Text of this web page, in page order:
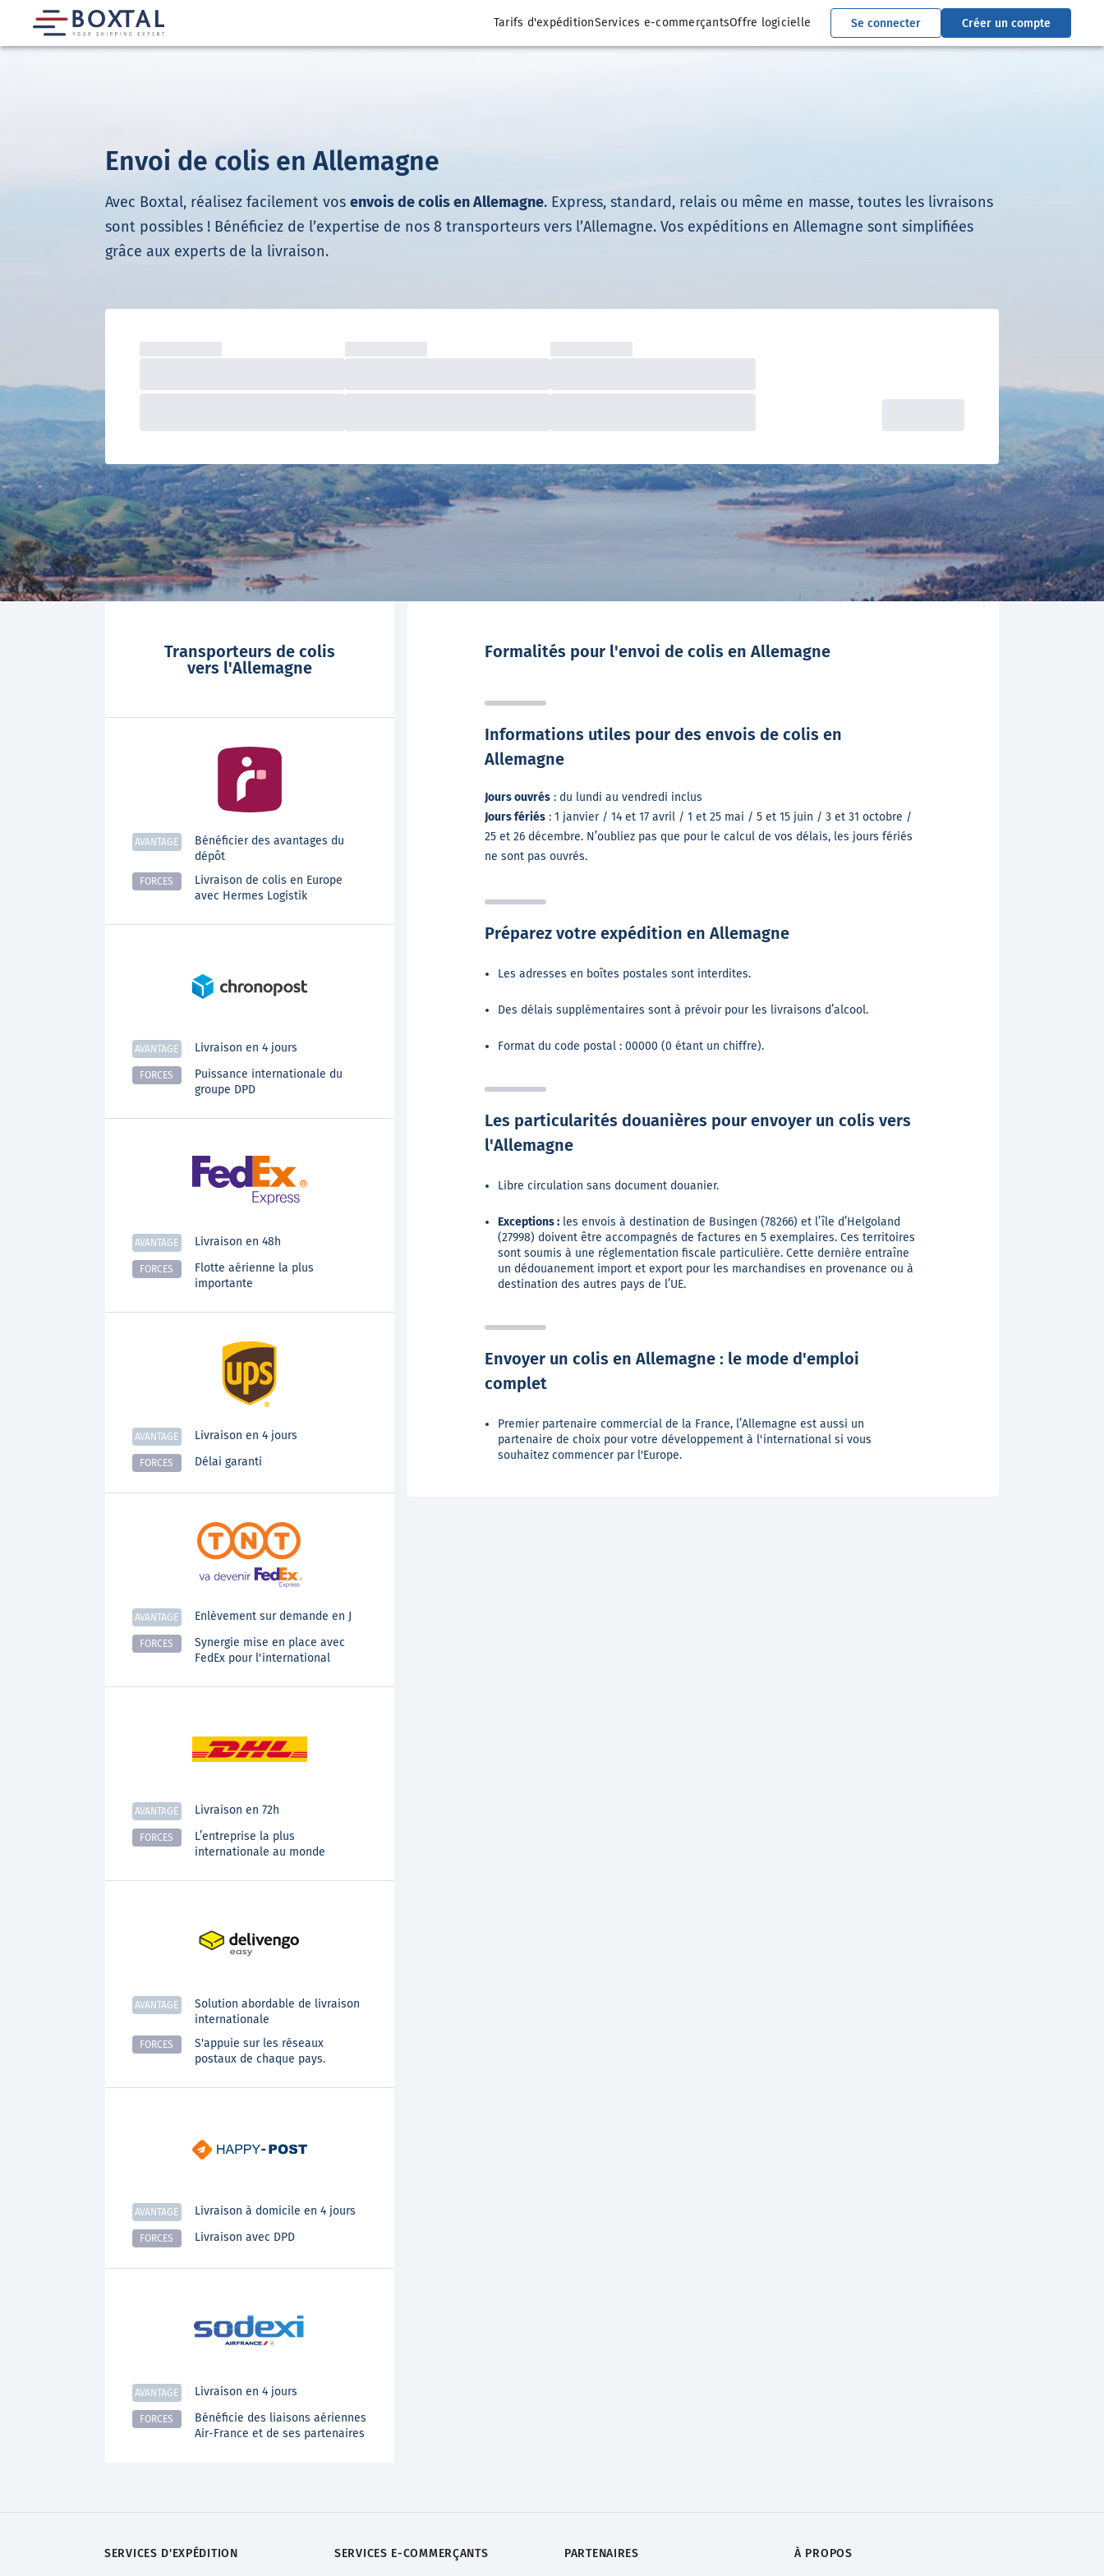
Tarifs d'expéditionServices e-commerçantsOffre logicielle Se connecter Créer un compte
Envoi de colis en Allemagne
Avec Boxtal, réalisez facilement vos envois de colis en Allemagne. Express, standard, relais ou même en masse, toutes les livraisons
sont possibles ! Bénéficiez de l’expertise de nos 8 transporteurs vers l’Allemagne. Vos expéditions en Allemagne sont simplifiées
grâce aux experts de la livraison.
Transporteurs de colis
vers l'Allemagne
AVANTAGE
Bénéficier des avantages du
dépôt
FORCES
Livraison de colis en Europe
avec Hermes Logistik
AVANTAGE Livraison en 4 jours
FORCES
Puissance internationale du
groupe DPD
AVANTAGE Livraison en 48h
FORCES
Flotte aérienne la plus
importante
AVANTAGE Livraison en 4 jours
FORCES Délai garanti
AVANTAGE Enlèvement sur demande en J
FORCES
Synergie mise en place avec
FedEx pour l'international
AVANTAGE Livraison en 72h
FORCES
L’entreprise la plus
internationale au monde
AVANTAGE
Solution abordable de livraison
internationale
FORCES
S'appuie sur les réseaux
postaux de chaque pays.
AVANTAGE Livraison à domicile en 4 jours
FORCES Livraison avec DPD
AVANTAGE Livraison en 4 jours
FORCES
Bénéficie des liaisons aériennes
Air-France et de ses partenaires
Formalités pour l'envoi de colis en Allemagne
Informations utiles pour des envois de colis en
Allemagne
Jours ouvrés: du lundi au vendredi inclus
Jours fériés: 1 janvier / 14 et 17 avril / 1 et 25 mai / 5 et 15 juin / 3 et 31 octobre /
25 et 26 décembre. N’oubliez pas que pour le calcul de vos délais, les jours fériés
ne sont pas ouvrés.
Préparez votre expédition en Allemagne
Les adresses en boîtes postales sont interdites.
Des délais supplémentaires sont à prévoir pour les livraisons d’alcool.
Format du code postal : 00000 (0 étant un chiffre).
Les particularités douanières pour envoyer un colis vers
l'Allemagne
Libre circulation sans document douanier.
Exceptions :les envois à destination de Busingen (78266) et l’île d’Helgoland
(27998) doivent être accompagnés de factures en 5 exemplaires. Ces territoires
sont soumis à une réglementation fiscale particulière. Cette dernière entraîne
un dédouanement import et export pour les marchandises en provenance ou à
destination des autres pays de l’UE.
Envoyer un colis en Allemagne : le mode d'emploi
complet
Premier partenaire commercial de la France, l’Allemagne est aussi un
partenaire de choix pour votre développement à l'international si vous
souhaitez commencer par l'Europe.
SERVICES D'EXPÉDITION SERVICES E-COMMERÇANTS PARTENAIRES À PROPOS